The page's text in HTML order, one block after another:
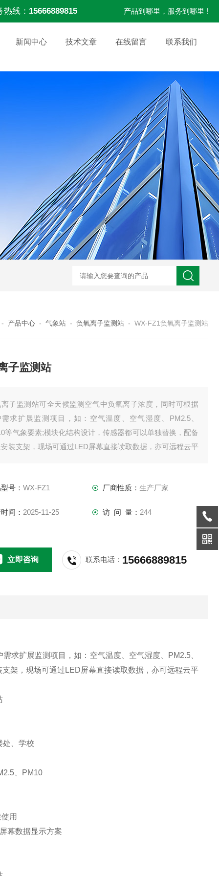
热线： 15666889815 产品到哪里，服务到哪里 !
新闻中心 技术文章 在线留言 联系我们
WX-WMSM微型多参数水质监测站 WX-BN20能见度监测仪
产品中心 - 气象站 - 负氧离子监测站 - WX-FZ1负氧离子监测站
子监测站
子监测站可全天候监测空气中负氧离子浓度，同时可根据
求扩展监测项目，如：空气温度、空气湿度、PM2.5、
等气象要素;模块化结构设计，传感器都可以单独替换，配备
装支架，现场可通过LED屏幕直接读取数据，亦可远程云平
号：WX-FZ1 厂商性质： 生产厂家
间： 2025-11-25 访 问 量： 244
立即咨询 联系电话： 15666889815
求扩展监测项目，如：空气温度、空气湿度、PM2.5、
架，现场可通过LED屏幕直接读取数据，亦可远程云平
处、学校
、PM10
用
幕数据显示方案